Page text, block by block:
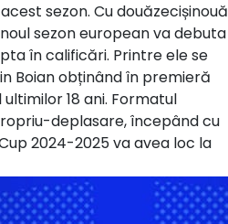
sezon. Cu douăzecișinouă
sezon european va debuta
în calificări. Printre ele se
Boian obținând în premieră
18 ani. Formatul
deplasare, începând cu
2024-2025 va avea loc la